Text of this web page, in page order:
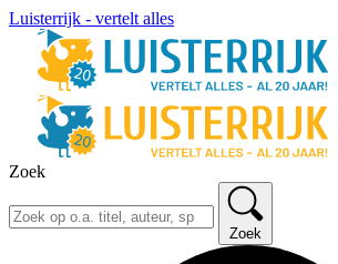
Luisterrijk - vertelt alles
Zoek
Zoek